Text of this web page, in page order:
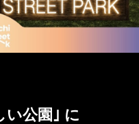
い公園｣ に